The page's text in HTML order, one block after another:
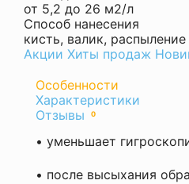
от 5,2 до 26 м2/л
Способ нанесения
кисть, валик, распыление
Акции Хиты продаж
Особенности
Характеристики
Отзывы
0
• уменьшает
• после высыхания
Вес
1.00
кг
высыхания
Оставить
отзыв
Ваша
—